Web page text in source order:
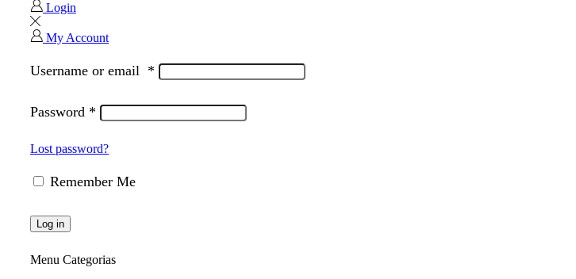
Login
My Account
Username or email *
Password *
Lost password?
Remember Me
Log in
Menu Categorias